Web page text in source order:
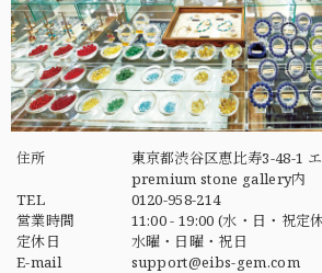
住所
東京都渋谷区恵比寿3-48-1
premium stone gallery内
TEL
0120-958-214
営業時間
11:00 - 19:00 (水・日・祝定
定休日
水曜・日曜・祝日
E-mail
support@eibs-gem.com